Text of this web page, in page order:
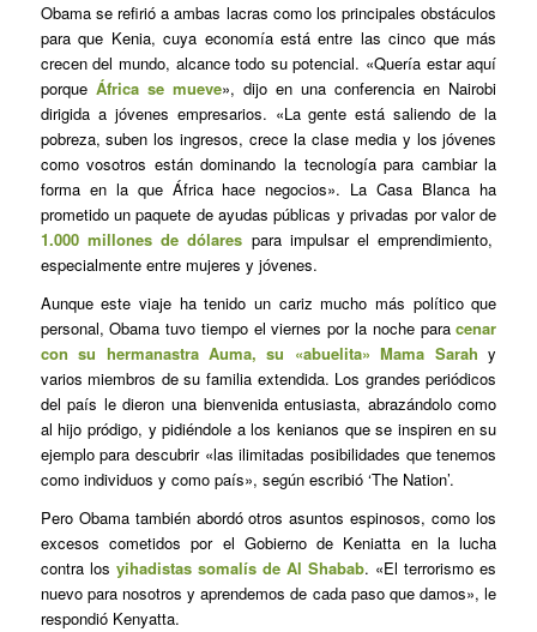
Obama se refirió a ambas lacras como los principales obstáculos
para que Kenia, cuya economía está entre las cinco que más
crecen del mundo, alcance todo su potencial. «Quería estar aquí
porque África se mueve», dijo en una conferencia en Nairobi
dirigida a jóvenes empresarios. «La gente está saliendo de la
pobreza, suben los ingresos, crece la clase media y los jóvenes
como vosotros están dominando la tecnología para cambiar la
forma en la que África hace negocios». La Casa Blanca ha
prometido un paquete de ayudas públicas y privadas por valor de
1.000 millones de dólares para impulsar el emprendimiento,
especialmente entre mujeres y jóvenes.
Aunque este viaje ha tenido un cariz mucho más político que
personal, Obama tuvo tiempo el viernes por la noche paracenar
con su hermanastra Auma, su «abuelita» Mama Sarah y
varios miembros de su familia extendida. Los grandes periódicos
del país le dieron una bienvenida entusiasta, abrazándolo como
al hijo pródigo, y pidiéndole a los kenianos que se inspiren en su
ejemplo para descubrir «las ilimitadas posibilidades que tenemos
como individuos y como país», según escribió ‘The Nation’.
Pero Obama también abordó otros asuntos espinosos, como los
excesos cometidos por el Gobierno de Keniatta en la lucha
contra los yihadistas somalís de Al Shabab. «El terrorismo es
nuevo para nosotros y aprendemos de cada paso que damos», le
respondió Kenyatta.